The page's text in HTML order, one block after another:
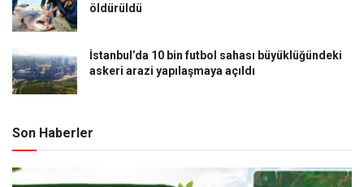
öldürüldü
İstanbul’da 10 bin futbol sahası büyüklüğündeki
askeri arazi yapılaşmaya açıldı
Son Haberler